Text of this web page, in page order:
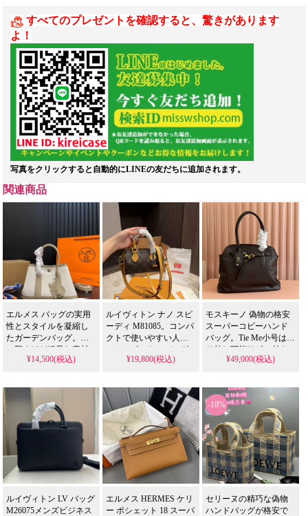
すべてのプレゼントを確認すると、驚きがあります
よ！
写真をクリックすると自動的にLINEの友だちに追加されます。
関連商品
エルメス バッグの実用
性とスタイルを凝縮し
たガーデンバッグ。そ
の驚くほど軽量な素材
感と、N級品人気スーパ
しいリラックスした雰
囲気と、日常使いの汎
用性を兼ね備えた、ま
さに現代的なライフス
タイルに欠かせない逸
品です。
¥14,500(税込)
ルイヴィトン ナノ スピ
ーディ M81085。コンパ
クトで使いやすい人気
のミニボストンバッグ
です。該产品为中古品
なポシェットとして、
スーパーコピーではな
い本物のLVを日常に取
り入れられます。
¥19,800(税込)
モスキーノ 偽物の格安
スーパーコピーハンド
バッグ。Tie Me小号は取
り外し可能リボン付き
のラムスキンモデル
¥49,000(税込)
ルイヴィトン LV バッグ
M26075メンズビジネス
エルメス HERMES ケリ
ー ポシェット 18 スーパ
-18%
セリーヌの精巧な偽物
ハンドバッグが格安で